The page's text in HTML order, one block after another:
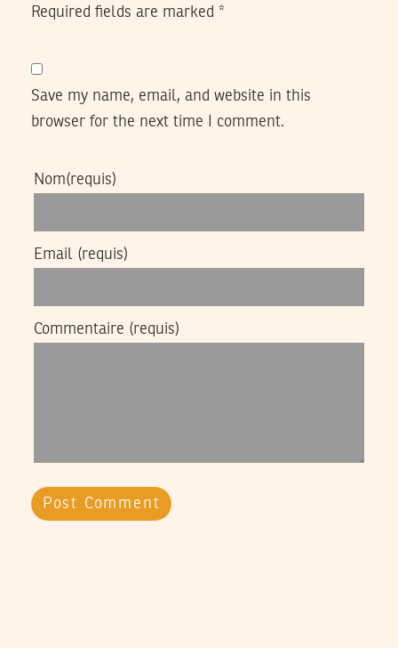
Required fields are marked *
Save my name, email, and website in this
browser for the next time I comment.
Nom(requis)
Email (requis)
Commentaire (requis)